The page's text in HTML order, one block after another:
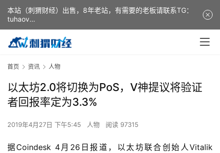
首页 资讯 人物
以太坊2.0将切换为PoS，V神提议将验证
者回报率定为3.3%
2019年4月27日 下午5:45 人物 阅读 97315
据Coindesk 4月26日报道，以太坊联合创始人Vitalik
本站（刺猬财经）出售，8年老站，有需要的老板请联系TG：
tuhaov
This website (ciweicaijing) is for sale. It is a 8-year-old
website. If you need it, please contact TG: tuhaov